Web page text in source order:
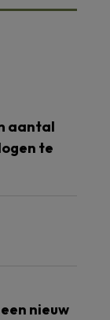
aantal
te
nieuw